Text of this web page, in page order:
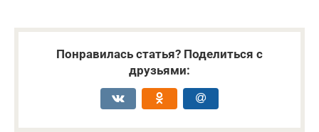
Понравилась статья? Поделиться с
друзьями: